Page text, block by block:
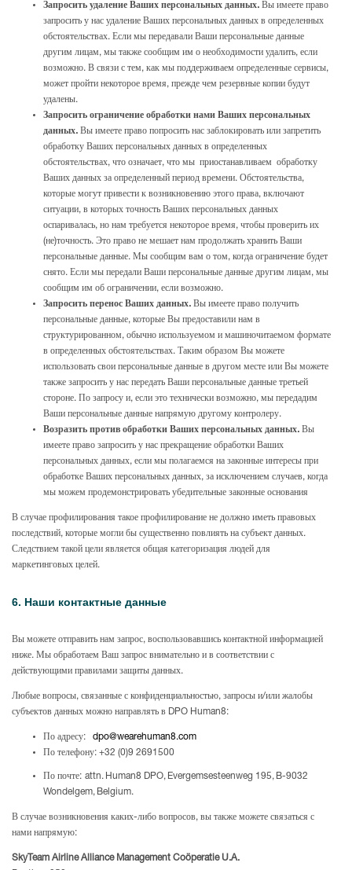
Запросить удаление Ваших персональных данных. Вы имеете право
запросить у нас удаление Ваших персональных данных в определенных
обстоятельствах. Если мы передавали Ваши персональные данные
другим лицам, мы также сообщим им о необходимости удалить, если
возможно. В связи с тем, как мы поддерживаем определенные сервисы,
может пройти некоторое время, прежде чем резервные копии будут
удалены.
Запросить ограничение обработки нами Ваших персональных
данных. Вы имеете право попросить нас заблокировать или запретить
обработку Ваших персональных данных в определенных
обстоятельствах, что означает, что мы приостанавливаем обработку
Ваших данных за определенный период времени. Обстоятельства,
которые могут привести к возникновению этого права, включают
ситуации, в которых точность Ваших персональных данных
оспаривалась, но нам требуется некоторое время, чтобы проверить их
(не)точность. Это право не мешает нам продолжать хранить Ваши
персональные данные. Мы сообщим вам о том, когда ограничение будет
снято. Если мы передали Ваши персональные данные другим лицам, мы
сообщим им об ограничении, если возможно.
Запросить перенос Ваших данных. Вы имеете право получить
персональные данные, которые Вы предоставили нам в
структурированном, обычно используемом и машиночитаемом формате
в определенных обстоятельствах. Таким образом Вы можете
использовать свои персональные данные в другом месте или Вы можете
также запросить у нас передать Ваши персональные данные третьей
стороне. По запросу и, если это технически возможно, мы передадим
Ваши персональные данные напрямую другому контролеру.
Возразить против обработки Ваших персональных данных. Вы
имеете право запросить у нас прекращение обработки Ваших
персональных данных, если мы полагаемся на законные интересы при
обработке Ваших персональных данных, за исключением случаев, когда
мы можем продемонстрировать убедительные законные основания
В случае профилирования такое профилирование не должно иметь правовых
последствий, которые могли бы существенно повлиять на субъект данных.
Следствием такой цели является общая категоризация людей для
маркетинговых целей.
6. Наши контактные данные
Вы можете отправить нам запрос, воспользовавшись контактной информацией
ниже. Мы обработаем Ваш запрос внимательно и в соответствии с
действующими правилами защиты данных.
Любые вопросы, связанные с конфиденциальностью, запросы и/или жалобы
субъектов данных можно направлять в DPO Human8:
По адресу:
dpo@wearehuman8.com
По телефону: +32 (0)9 2691500
По почте: attn. Human8 DPO, Evergemsesteenweg 195, B-9032
Wondelgem, Belgium.
В случае возникновения каких-либо вопросов, вы также можете связаться с
нами напрямую:
SkyTeam Airline Alliance Management Coöperatie U.A.